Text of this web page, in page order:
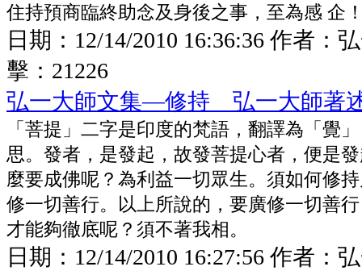
住持預商臨終助念及身後之事，至為感 企
日期： 12/14/2010 16:36:36 作者：
擊： 21226
弘一大師文集—修持 弘一大師著
「菩提」二字是印度的梵語，翻譯為「覺
思。發者，是發起，故發菩提心者，便是
麼要成佛呢？為利益一切眾生。須如何修
修一切善行。以上所說的，要廣修一切善
才能夠徹底呢？須不著我相。
日期： 12/14/2010 16:27:56 作者：